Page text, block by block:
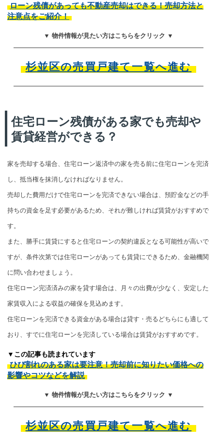
ローン残債があっても不動産売却はできる！売却方法と
注意点をご紹介！
▼ 物件情報が見たい方はこちらをクリック ▼
杉並区の売買戸建て一覧へ進む
住宅ローン残債がある家でも売却や
賃貸経営ができる？
家を売却する場合、住宅ローン返済中の家を売る前に住宅ローンを完済
し、抵当権を抹消しなければなりません。
売却した費用だけで住宅ローンを完済できない場合は、預貯金などの手
持ちの資金を足す必要があるため、それが難しければ賃貸がおすすめで
す。
また、勝手に賃貸にすると住宅ローンの契約違反となる可能性が高いで
すが、条件次第では住宅ローンがあっても賃貸にできるため、金融機関
に問い合わせましょう。
住宅ローン完済済みの家を貸す場合は、月々の出費が少なく、安定した
家賃収入による収益の確保を見込めます。
住宅ローンを完済できる資金がある場合は貸す・売るどちらにも適して
おり、すでに住宅ローンを完済している場合は賃貸がおすすめです。
▼この記事も読まれています
ひび割れのある家は要注意！売却前に知りたい価格への
影響やコツなどを解説
▼ 物件情報が見たい方はこちらをクリック ▼
杉並区の売買戸建て一覧へ進む